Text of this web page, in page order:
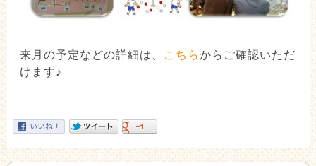
来月の予定などの詳細は、 こちらからご確認いただ
けます♪